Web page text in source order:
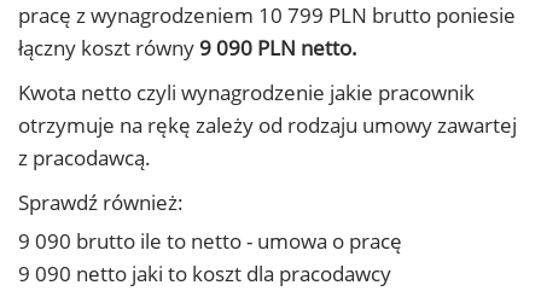
pracę z wynagrodzeniem 10 799 PLN brutto poniesie
łączny koszt równy 9 090 PLN netto.
Kwota netto czyli wynagrodzenie jakie pracownik
otrzymuje na rękę zależy od rodzaju umowy zawartej
z pracodawcą.
Sprawdź również:
9 090 brutto ile to netto - umowa o pracę
9 090 netto jaki to koszt dla pracodawcy